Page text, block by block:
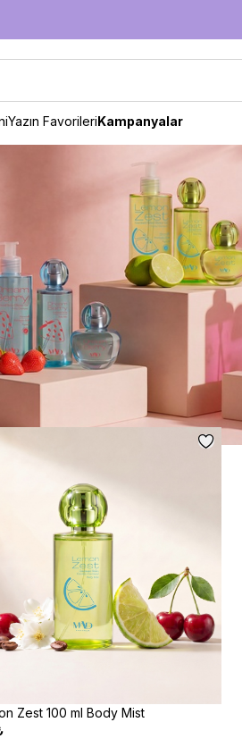
Yazın FavorileriKampanyalar
Zest 100 ml Body Mist